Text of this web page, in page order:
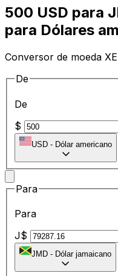
500 USD para
para Dólares
Conversor de moeda XE
De
De
$
USD - Dólar americano
Para
Para
J$
JMD - Dólar jamaicano